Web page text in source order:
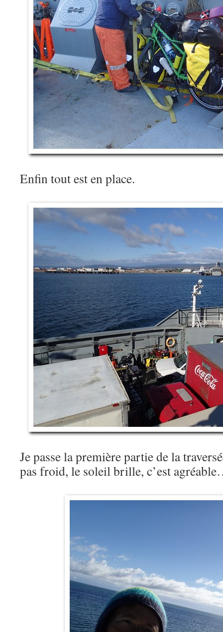
Enfin tout est en place.
Je passe la première partie de la
pas froid, le soleil brille, c’est